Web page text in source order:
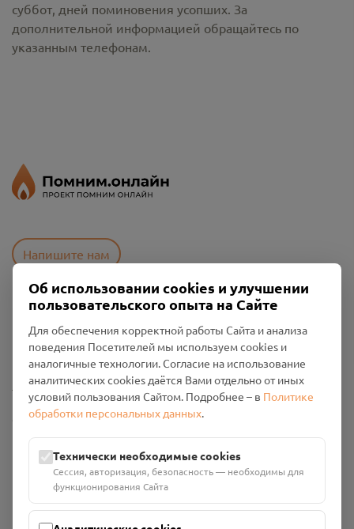
суббот, дней поминовения усопших. За
дополнительной информацией обращайтесь по
указанным телефонам.
Напишите нам
Политика конфиденциальности
Промо-материалы
Настройки cookies
Общество с ограниченной ответственностью «Смоленский
Проект Помним»
ИНН: 6700029207 ОГРН: 1256700001986
Юридический адрес: 216790, Смоленская область, р-н
Руднянский, г. Рудня, улица Западная, д. 26А, пом. 18
Номер счёта: 40702810901130004287 в АО "АЛЬФА-БАНК"
Об использовании cookies и улучшении
пользовательского опыта на Сайте
Для обеспечения корректной работы Сайта и анализа
поведения Посетителей мы используем cookies и
аналогичные технологии. Согласие на использование
аналитических cookies даётся Вами отдельно от иных
условий пользования Сайтом. Подробнее – в Политике
обработки персональных данных.
Технически необходимые cookies
Сессия, авторизация, безопасность — необходимы для
функционирования Сайта